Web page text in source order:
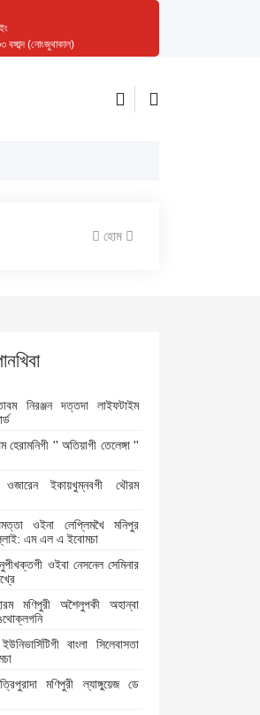
(নোংজুথাকাল)
হোম
নিরঞ্জন দত্তদা লাইফটাইম
হেরামনিগী '' অতিয়াগী তেলেঙ্গা ''
ওজারেন ইকায়খুম্নবগী থৌরম
ওইনা লেপ্লিমখৈ মনিপুর
এম এল এ ইবোমচা
ওইবা নেসনেল সেমিনার
মণিপুরী অশৈলুপকী অহান্বা
বাংলা সিলেবাসতা
মণিপুরী ল্যাঙ্গুয়েজ ডে